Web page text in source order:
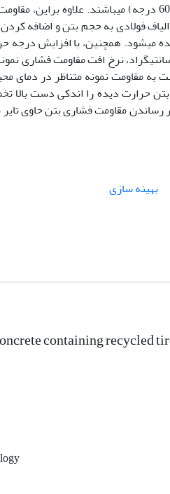
فولادی به حجم بتن و اضافه
همچنین، با افزایش درجه
روبه رو شده است. از این رو، در دمای 600 درجه
حرارت دیده را اندکی دست بالا
مقاومت فشاری بتن حاوی تایر
بهینه سازی
containing recycled